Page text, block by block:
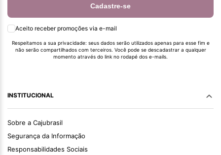
Cadastre-se
Aceito receber promoções via e-mail
Respeitamos a sua privacidade: seus dados serão utilizados apenas para esse fim e
não serão compartilhados com terceiros. Você pode se descadastrar a qualquer
momento através do link no rodapé dos e-mails.
INSTITUCIONAL
Sobre a Cajubrasil
Segurança da Informação
Responsabilidades Sociais